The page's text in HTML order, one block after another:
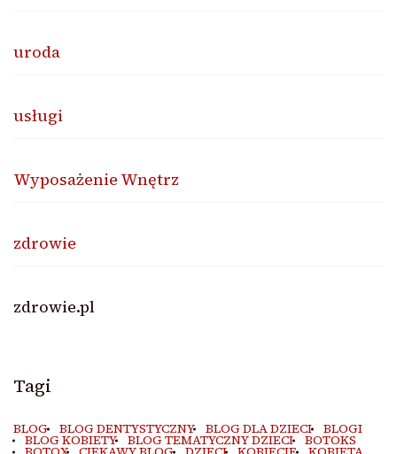
uroda
usługi
Wyposażenie Wnętrz
zdrowie
zdrowie.pl
Tagi
BLOG BLOG DENTYSTYCZNY BLOG DLA DZIECI BLOGI
BLOG KOBIETY BLOG TEMATYCZNY DZIECI BOTOKS